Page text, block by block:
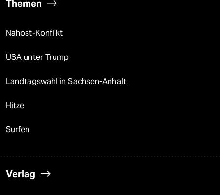
Themen
Nahost-Konflikt
USA unter Trump
Landtagswahl in Sachsen-Anhalt
Hitze
Surfen
Verlag